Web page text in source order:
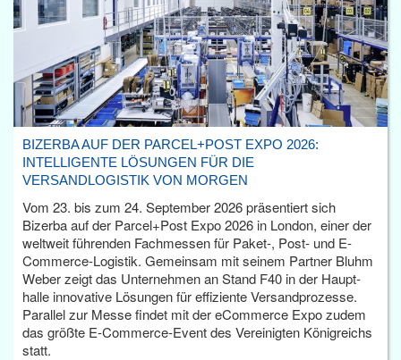
BIZERBA AUF DER PARCEL+POST EXPO 2026:
INTELLIGENTE LÖSUNGEN FÜR DIE
VERSANDLOGISTIK VON MORGEN
Vom 23. bis zum 24. September 2026 präsentiert sich
Bizerba auf der Parcel+Post Expo 2026 in London, einer der
weltweit führenden Fachmessen für Paket-, Post- und E-
Commerce-Logistik. Gemeinsam mit seinem Partner Bluhm
Weber zeigt das Unternehmen an Stand F40 in der Haupt­
halle innovative Lösungen für effiziente Versandprozesse.
Parallel zur Messe findet mit der eCommerce Expo zudem
das größte E-Commerce-Event des Vereinigten Königreichs
statt.